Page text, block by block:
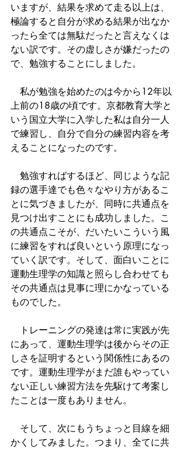
いますが、結果を求めて走る以上は、
極論すると自分が求める結果が出なか
ったら全ては無駄だったと言えなくは
ない訳です。その虚しさが嫌だったの
で、勉強することにしました。
私が勉強を始めたのは今から12年以
上前の18歳の頃です。京都教育大学と
いう国立大学に入学した私は自分一人
で練習し、自分で自分の練習内容を考
えることになったのです。
勉強すればするほど、同じような記
録の選手達でも色々なやり方があるこ
とに気づきましたが、同時に共通点を
見つけ出すことにも成功しました。こ
の共通点こそが、だいたいこういう風
に練習をすれば良いという原理になっ
ていく訳です。そして、面白いことに
運動生理学の知識と照らし合わせても
その共通点は見事に理にかなっている
ものでした。
トレーニングの発達は常に実践が先
にあって、運動生理学は後からその正
しさを証明するという関係性にあるの
です。運動生理学がまだ誰もやってい
ない正しい練習方法を先駆けて考案し
たことは一度もありません。
そして、次にもうちょっと目線を細
かくしてみました。つまり、全てに共